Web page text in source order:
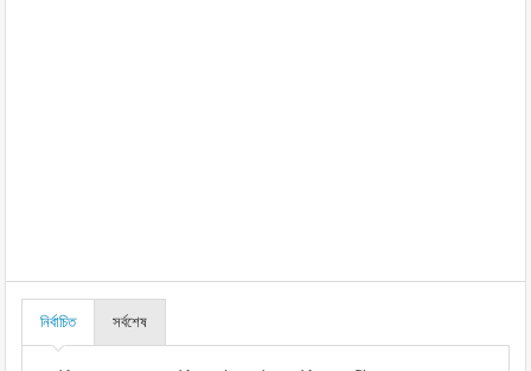
নির্বাচিত সর্বশেষ